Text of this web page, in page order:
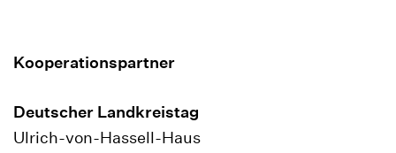
Kooperationspartner
Deutscher Landkreistag
Ulrich-von-Hassell-Haus